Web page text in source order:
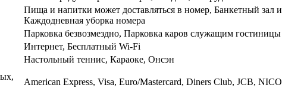
Пища и напитки может доставляться в номер, Банкетный
Каждодневная уборка номера
Парковка безвозмездно, Парковка каров служащим гостиницы
Интернет, Бесплатный Wi-Fi
Настольный теннис, Караоке, Онсэн
American Express, Visa, Euro/Mastercard, Diners Club, JCB,